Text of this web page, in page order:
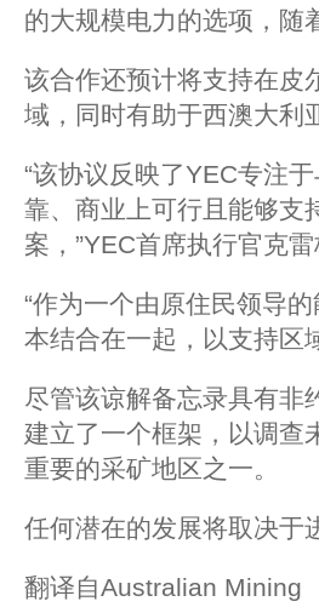
的大规模电力的选项，
该合作还预计将支持在皮
域，同时有助于西澳大
“该协议反映了YEC专注
靠、商业上可行且能够支
案，”YEC首席执行官克
“作为一个由原住民领导
本结合在一起，以支持区
尽管该谅解备忘录具有非
建立了一个框架，以调查
重要的采矿地区之一。
任何潜在的发展将取决于
翻译自Australian Mining